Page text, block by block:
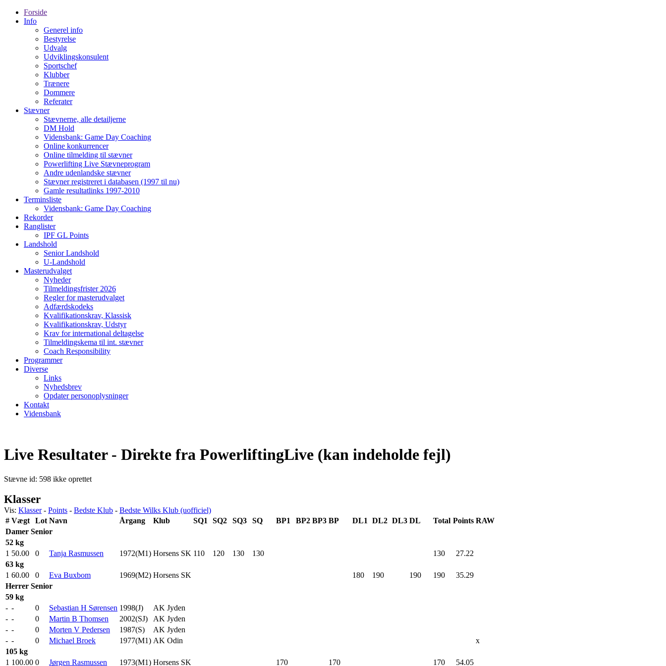
Forside
Info
Generel info
Bestyrelse
Udvalg
Udviklingskonsulent
Sportschef
Klubber
Trænere
Dommere
Referater
Stævner
Stævnerne, alle detailjerne
DM Hold
Vidensbank: Game Day Coaching
Online konkurrencer
Online tilmelding til stævner
Powerlifting Live Stævneprogram
Andre udenlandske stævner
Stævner registreret i databasen (1997 til nu)
Gamle resultatlinks 1997-2010
Terminsliste
Vidensbank: Game Day Coaching
Rekorder
Ranglister
IPF GL Points
Landshold
Senior Landshold
U-Landshold
Masterudvalget
Nyheder
Tilmeldingsfrister 2026
Regler for masterudvalget
Adfærdskodeks
Kvalifikationskrav, Klassisk
Kvalifikationskrav, Udstyr
Krav for international deltagelse
Tilmeldingskema til int. stævner
Coach Responsibility
Programmer
Diverse
Links
Nyhedsbrev
Opdater personoplysninger
Kontakt
Vidensbank
Live Resultater - Direkte fra PowerliftingLive (kan indeholde fejl)
Stævne id: 598 ikke oprettet
Klasser
Vis: Klasser- Points - Bedste Klub - Bedste Wilks Klub (uofficiel)
# Vægt Lot Navn Årgang Klub SQ1 SQ2 SQ3 SQ BP1 BP2 BP3 BP DL1 DL2 DL3 DL Total Points RAW
Damer Senior
52 kg
1 50.00 0 Tanja Rasmussen 1972(M1) Horsens SK 110 120 130 130 130
27.22
63 kg
1 60.00 0 Eva Buxbom 1969(M2) Horsens SK 180 190 190 190
35.29
Herrer Senior
59 kg
- - 0 Sebastian H Sørensen 1998(J)
AK Jyden
- - 0 Martin B Thomsen 2002(SJ)
AK Jyden
- - 0 Morten V Pedersen 1987(S)
AK Jyden
- - 0 Michael Broek 1977(M1) AK Odin
x
105 kg
1 100.00 0 Jørgen Rasmussen 1973(M1) Horsens SK 170 170 170 54.05